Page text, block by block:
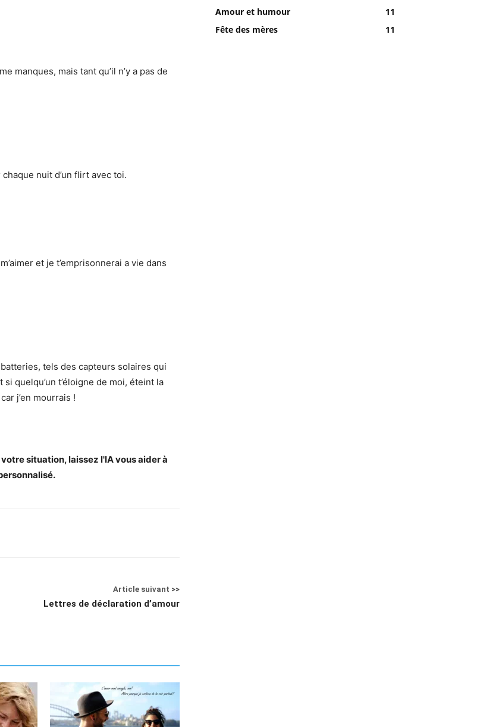
manques, mais tant qu’il n’y a pas de
nuit d’un flirt avec toi.
et je t’emprisonnerai a vie dans
tels des capteurs solaires qui
quelqu’un t’éloigne de moi, éteint la
j’en mourrais !
situation, laissez l'IA vous aider à
Article suivant >>
Lettres de déclaration d’amour
Amour et humour
11
Fête des mères
11